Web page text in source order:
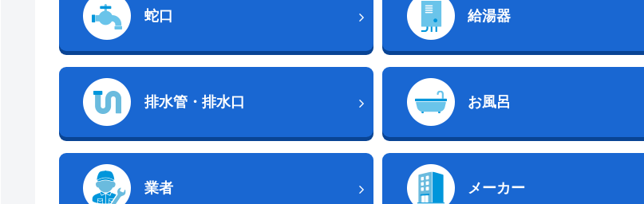
蛇口 給湯器
排水管・排水口 お風呂
業者 メーカー